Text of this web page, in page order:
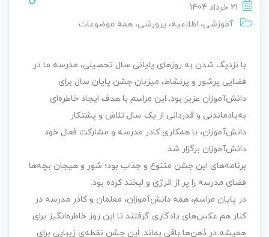
21 خرداد 1404
آموزشی، اطلاعیه، پرورشی، همه موضوعات
با نزدیک شدن به روزهای پایانی سال تحصیلی، مدرسه ما در
فضایی پرشور و پرنشاط، میزبان جشن پایان سال برای
دانش‌آموزان عزیز بود. این مراسم با هدف ایجاد خاطره‌ای
به‌یادماندنی و قدردانی از یک سال تلاش و پشتکار
دانش‌آموزان، با همکاری کادر مدرسه و مشارکت فعال خود
دانش‌آموزان برگزار شد.
برنامه‌های این جشن متنوع و جذاب بود؛ شور و هیجان بچه‌ها
فضای مدرسه را پر از انرژی و لبخند کرده بود.
در پایان مراسم، همه دانش‌آموزان، معلمان و کادر مدرسه در
کنار هم عکس‌های یادگاری گرفتند تا این روز خاطره‌انگیز برای
همیشه در ذهن‌ها باقی بماند. این جشن نقطه‌ی زیبایی برای